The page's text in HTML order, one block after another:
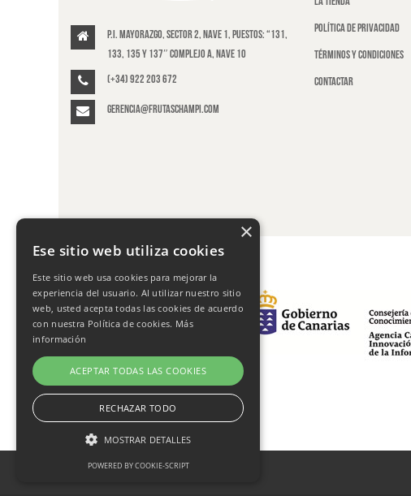
P.I. Mayorazgo, Sector 2, Nave 1, puestos: “131,
133, 135 y 137″ Complejo A, Nave 10
(+34) 922 203 672
gerencia@frutaschampi.com
Política de privacidad
Términos y condiciones
Contactar
×
Ese sitio web utiliza cookies
Este sitio web usa cookies para mejorar la
experiencia del usuario. Al utilizar nuestro sitio
web, usted acepta todas las cookies de acuerdo
con nuestra Política de cookies. Más
información
ACEPTAR TODAS LAS COOKIES
RECHAZAR TODO
MOSTRAR DETALLES
POWERED BY COOKIE-SCRIPT